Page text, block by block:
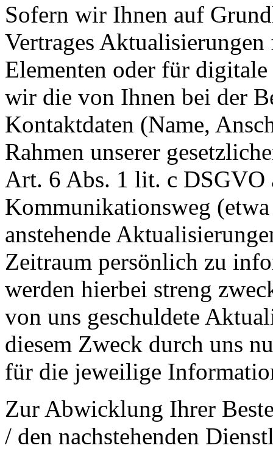
Sofern wir Ihnen auf
Vertrages
Elementen oder für
wir die von Ihnen bei der
Kontaktdaten (Name,
Rahmen unserer
Art. 6 Abs. 1 lit. c DSGVO
Kommunikationsweg
anstehende
Zeitraum persönlich zu
werden hierbei streng
von uns geschuldete
diesem Zweck durch uns
für die jeweilige
Zur Abwicklung Ihrer
/ den nachstehenden